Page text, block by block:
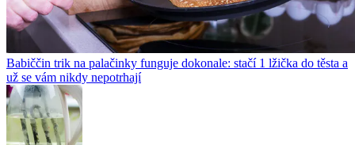
Babiččin trik na palačinky funguje dokonale: stačí 1 lžička do těsta a
už se vám nikdy nepotrhají